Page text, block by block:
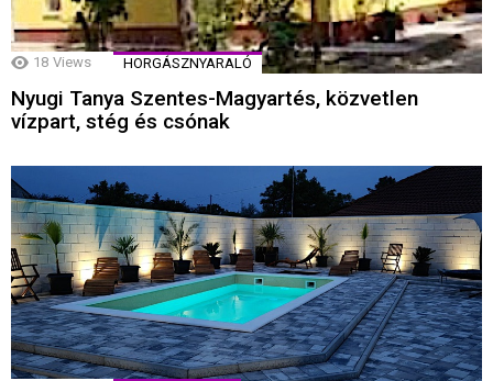
18 Views HORGÁSZNYARALÓ
Nyugi Tanya Szentes-Magyartés, közvetlen
vízpart, stég és csónak